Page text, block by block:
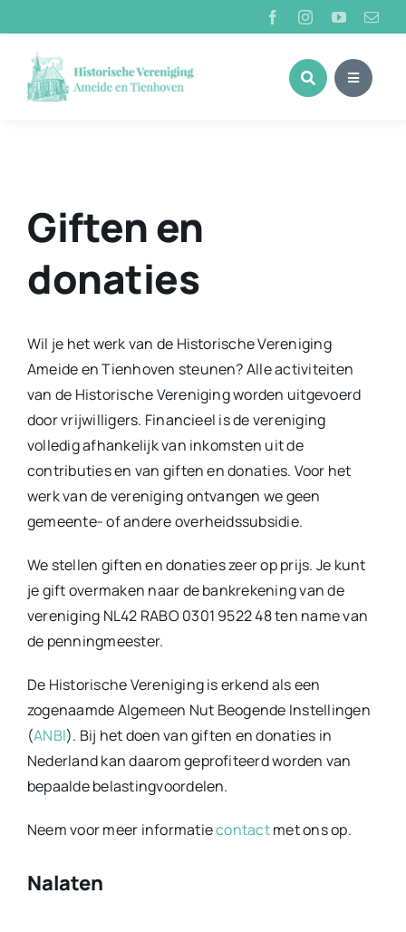
naar
inhoud
Giften en
donaties
Wil je het werk van de Historische Vereniging
Ameide en Tienhoven steunen? Alle activiteiten
van de Historische Vereniging worden uitgevoerd
door vrijwilligers. Financieel is de vereniging
volledig afhankelijk van inkomsten uit de
contributies en van giften en donaties. Voor het
werk van de vereniging ontvangen we geen
gemeente- of andere overheidssubsidie.
We stellen giften en donaties zeer op prijs. Je kunt
je gift overmaken naar de bankrekening van de
vereniging NL42 RABO 0301 9522 48 ten name van
de penningmeester.
De Historische Vereniging is erkend als een
zogenaamde Algemeen Nut Beogende Instellingen
(ANBI). Bij het doen van giften en donaties in
Nederland kan daarom geprofiteerd worden van
bepaalde belastingvoordelen.
Neem voor meer informatiecontactmet ons op.
Nalaten